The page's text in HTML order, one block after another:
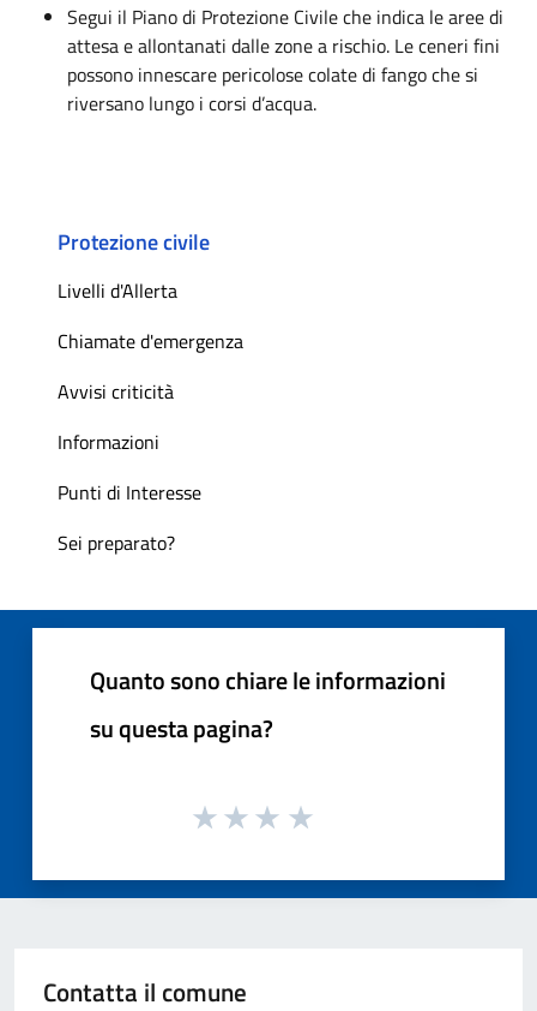
Segui il Piano di Protezione Civile che indica le aree di
attesa e allontanati dalle zone a rischio. Le ceneri fini
possono innescare pericolose colate di fango che si
riversano lungo i corsi d’acqua.
Protezione civile
Livelli d'Allerta
Chiamate d'emergenza
Avvisi criticità
Informazioni
Punti di Interesse
Sei preparato?
Quanto sono chiare le informazioni
su questa pagina?
Contatta il comune